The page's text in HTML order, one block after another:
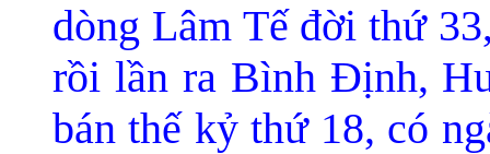
dòng Lâm Tế đời thứ
rồi lần ra Bình Ðịnh,
bán thế kỷ thứ 18, có